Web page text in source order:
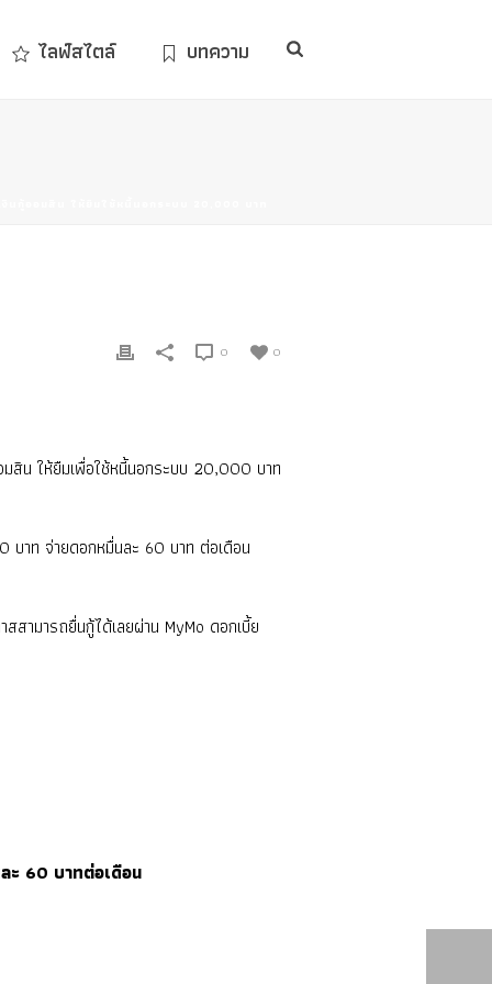
ไลฟ์สไตล์ บทความ
0
0
มสิน ให้ยืมเพื่อใช้หนี้นอกระบบ 20,000 บาท
บาท จ่ายดอกหมื่นละ 60 บาท ต่อเดือน
สามารถยื่นกู้ได้เลยผ่าน MyMo ดอกเบี้ย
ะ 60 บาทต่อเดือน